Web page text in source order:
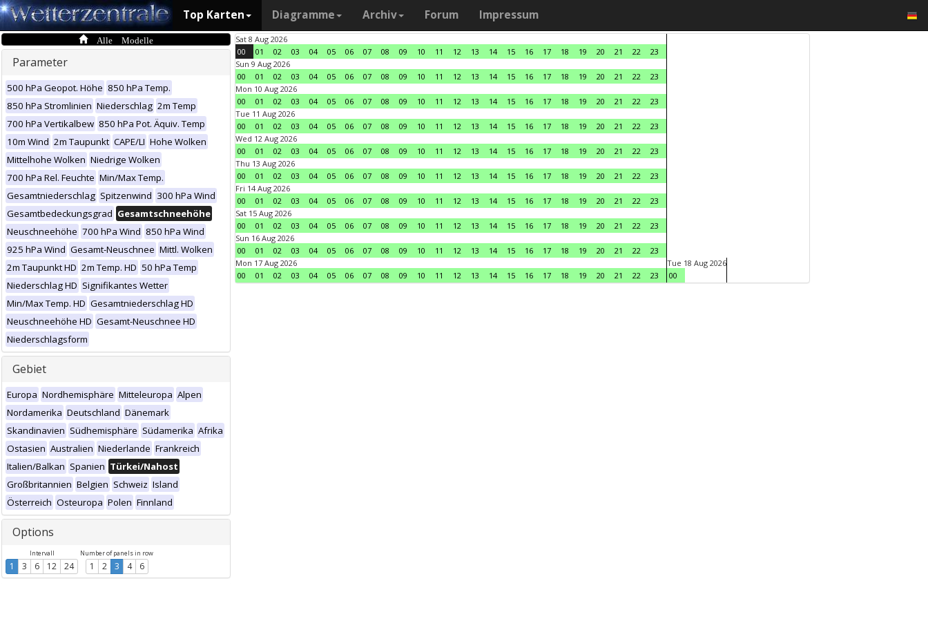
Top Karten Diagramme Archiv Forum Impressum
Alle Modelle
Parameter
500 hPa Geopot. Höhe 850 hPa Temp.
850 hPa Stromlinien Niederschlag 2m Temp
700 hPa Vertikalbew 850 hPa Pot. Äquiv. Temp
10m Wind 2m Taupunkt CAPE/LI Hohe Wolken
Mittelhohe Wolken Niedrige Wolken
700 hPa Rel. Feuchte Min/Max Temp.
Gesamtniederschlag Spitzenwind 300 hPa Wind
Gesamtbedeckungsgrad Gesamtschneehöhe
Neuschneehöhe 700 hPa Wind 850 hPa Wind
925 hPa Wind Gesamt-Neuschnee Mittl. Wolken
2m Taupunkt HD 2m Temp. HD 50 hPa Temp
Niederschlag HD Signifikantes Wetter
Min/Max Temp. HD Gesamtniederschlag HD
Neuschneehöhe HD Gesamt-Neuschnee HD
Niederschlagsform
Gebiet
Europa Nordhemisphäre Mitteleuropa Alpen
Nordamerika Deutschland Dänemark
Skandinavien Südhemisphäre Südamerika Afrika
Ostasien Australien Niederlande Frankreich
Italien/Balkan Spanien Türkei/Nahost
Großbritannien Belgien Schweiz Island
Österreich Osteuropa Polen Finnland
Options
Intervall
1 3 6 12 24
Number of panels in row
1 2 3 4 6
Sat 8 Aug 2026
00
01 02 03 04 05 06 07 08 09 10 11 12 13 14 15 16 17 18 19 20 21 22
23
Sun 9 Aug 2026
00
01 02 03 04 05 06 07 08 09 10 11 12 13 14 15 16 17 18 19 20 21 22
23
Mon 10 Aug 2026
00
01 02 03 04 05 06 07 08 09 10 11 12 13 14 15 16 17 18 19 20 21 22
23
Tue 11 Aug 2026
00
01 02 03 04 05 06 07 08 09 10 11 12 13 14 15 16 17 18 19 20 21 22
23
Wed 12 Aug 2026
00
01 02 03 04 05 06 07 08 09 10 11 12 13 14 15 16 17 18 19 20 21 22
23
Thu 13 Aug 2026
00
01 02 03 04 05 06 07 08 09 10 11 12 13 14 15 16 17 18 19 20 21 22
23
Fri 14 Aug 2026
00
01 02 03 04 05 06 07 08 09 10 11 12 13 14 15 16 17 18 19 20 21 22
23
Sat 15 Aug 2026
00
01 02 03 04 05 06 07 08 09 10 11 12 13 14 15 16 17 18 19 20 21 22
23
Sun 16 Aug 2026
00
01 02 03 04 05 06 07 08 09 10 11 12 13 14 15 16 17 18 19 20 21 22
23
Mon 17 Aug 2026
00
01 02 03 04 05 06 07 08 09 10 11 12 13 14 15 16 17 18 19 20 21 22 23
Tue 18 Aug 2026
00